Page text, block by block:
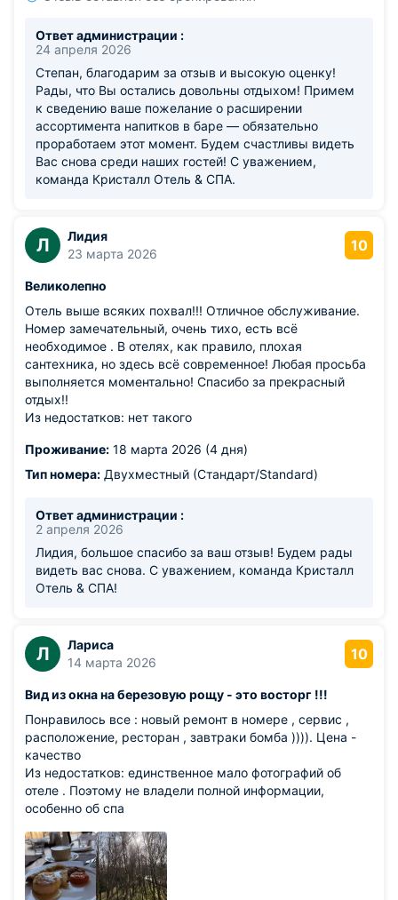
Ответ администрации :
24 апреля 2026
Степан, благодарим за отзыв и высокую оценку!
Рады, что Вы остались довольны отдыхом! Примем
к сведению ваше пожелание о расширении
ассортимента напитков в баре — обязательно
проработаем этот момент. Будем счастливы видеть
Вас снова среди наших гостей! С уважением,
команда Кристалл Отель & СПА.
Л
Лидия
23 марта 2026
10
Великолепно
Отель выше всяких похвал!!! Отличное обслуживание.
Номер замечательный, очень тихо, есть всё
необходимое . В отелях, как правило, плохая
сантехника, но здесь всё современное! Любая просьба
выполняется моментально! Спасибо за прекрасный
отдых!!
Из недостатков: нет такого
Проживание: 18 марта 2026 (4 дня)
Тип номера: Двухместный (Стандарт/Standard)
Ответ администрации :
2 апреля 2026
Лидия, большое спасибо за ваш отзыв! Будем рады
видеть вас снова. С уважением, команда Кристалл
Отель & СПА!
Л
Лариса
14 марта 2026
10
Вид из окна на березовую рощу - это восторг !!!
Понравилось все : новый ремонт в номере , сервис ,
расположение, ресторан , завтраки бомба )))). Цена -
качество
Из недостатков: единственное мало фотографий об
отеле . Поэтому не владели полной информации,
особенно об спа